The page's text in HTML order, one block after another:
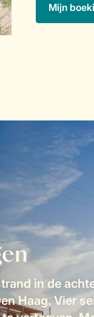
Mijn
in de
Haag. Vier